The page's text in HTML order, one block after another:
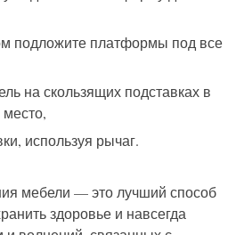
подложите платформы под все
на скользящих подставках в
используя рычаг.
мебели — это лучший способ
здоровье и навсегда